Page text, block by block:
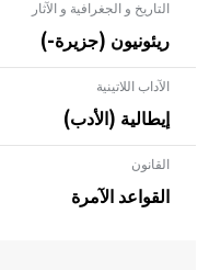
التاريخ و الجغرافية و الآثار
ريئونيون (جزيرة-)
الآداب اللاتينية
إيطالية (الأدب)
القانون
القواعد الآمرة
- هل تعلم أن الأبلق
بالعمارة الإسلامية
المعمار على بناء